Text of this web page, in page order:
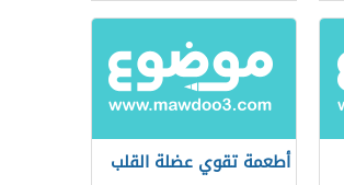
أطعمة تقوي عضلة القلب